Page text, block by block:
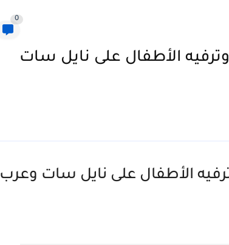
0
لتعليم وترفيه الأطفال على نايل سات
لتعليم وترفيه الأطفال على نايل سات وعرب